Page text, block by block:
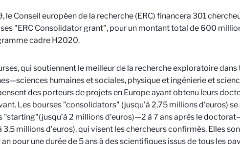
le Conseil européen de la recherche (ERC) financera 301
"ERC Consolidator grant", pour un montant total de 600
cadre H2020.
qui soutiennent le meilleur de la recherche exploratoire
humaines et sociales, physique et ingénierie et
des porteurs de projets en Europe ayant obtenu leurs
Les bourses "consolidators" (jusqu’à 2,75 millions d’euros)
"starting"(jusqu’à 2 millions d’euros)—2 à 7 ans après le
3,5 millions d’euros), qui visent les chercheurs confirmés. Elles
pour une durée de 5 ans à des scientifiques issus de tous les